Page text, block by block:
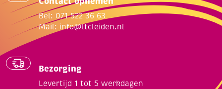
Bel: 071 522 36 63
Mail: info@ltcleiden.nl
Bezorging
Levertijd 1 tot 5 werkdagen